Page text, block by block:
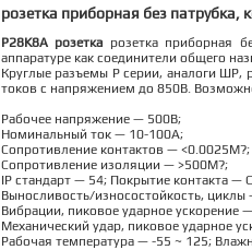
розетка приборная без патрубка,
P28K8A розетка розетка приборная
аппаратуре как соединители общего
Круглые разъемы P серии, аналоги ШР,
токов с напряжением до 850В.
Рабочее напряжение — 500В;
Номинальный ток — 10-100А;
Сопротивление контактов — <0.0025M?;
Сопротивление изоляции — >500M?;
IP стандарт — 54; Покрытие контакта —
Выносливость/износостойкость, циклы
Вибрации, пиковое ударное ускорение
Механический удар, пиковое ударное
Рабочая температура — -55 ~ 125;